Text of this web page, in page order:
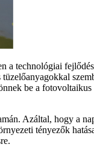
a technológiai fejlődés
tüzelőanyagokkal
be a
Azáltal, hogy a
tényezők